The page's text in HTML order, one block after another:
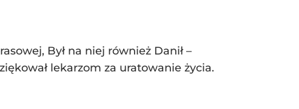
Był na niej również Danił –
lekarzom za uratowanie życia.